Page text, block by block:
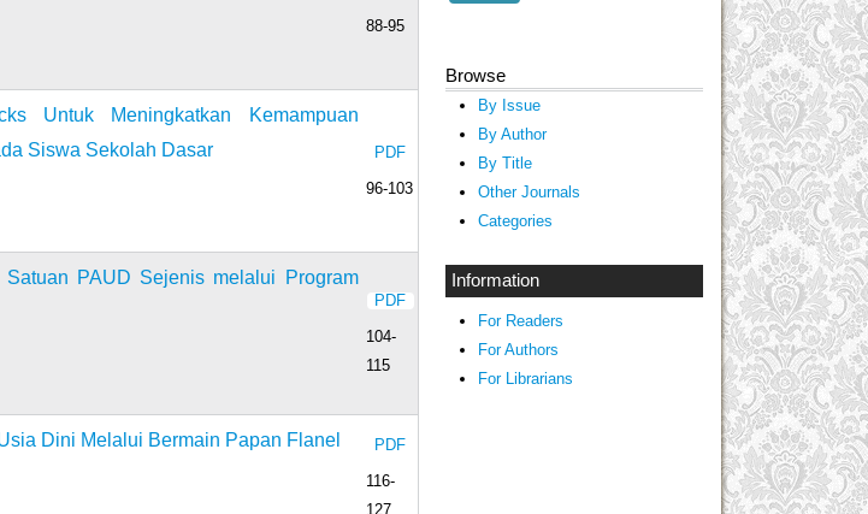
Browse
By Issue
By Author
By Title
Other Journals
Categories
Information
For Readers
For Authors
For Librarians
88-95
Untuk Meningkatkan Kemampuan
Siswa Sekolah Dasar
PDF
96-103
PAUD Sejenis melalui Program
PDF
104-
115
Dini Melalui Bermain Papan Flanel PDF
116-
127